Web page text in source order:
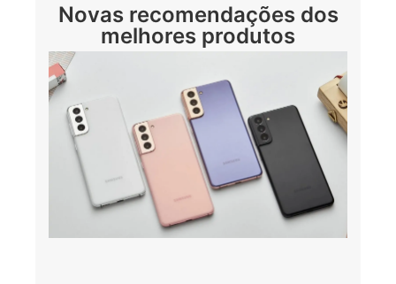
Novas recomendações dos
melhores produtos